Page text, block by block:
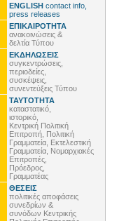
ENGLISH contact info,
press releases
ΕΠΙΚΑΙΡΟΤΗΤΑ
ανακοινώσεις &
δελτία Τύπου
ΕΚΔΗΛΩΣΕΙΣ
συγκεντρώσεις,
περιοδείες,
συσκέψεις,
συνεντεύξεις Τύπου
ΤΑΥΤΟΤΗΤΑ
καταστατικό,
ιστορικό,
Κεντρική Πολιτική
Επιτροπή, Πολιτική
Γραμματεία, Εκτελεστική
Γραμματεία, Νομαρχιακές
Επιτροπές,
Πρόεδρος,
Γραμματέας
ΘΕΣΕΙΣ
πολιτικές αποφάσεις
συνεδρίων &
συνόδων Κεντρικής